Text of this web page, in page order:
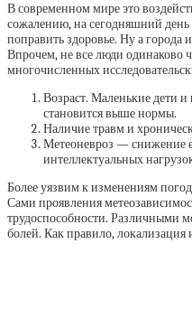
В современном мире это
сожалению, на сегодняшний день
поправить здоровье. Ну а города
Впрочем, не все люди одинаково
многочисленных
Возраст. Маленькие дети
становится выше нормы.
Наличие травм и
Метеоневроз — снижение
интеллектуальных
Более уязвим к изменениям
Сами проявления
трудоспособности. Различными
болей. Как правило, локализация